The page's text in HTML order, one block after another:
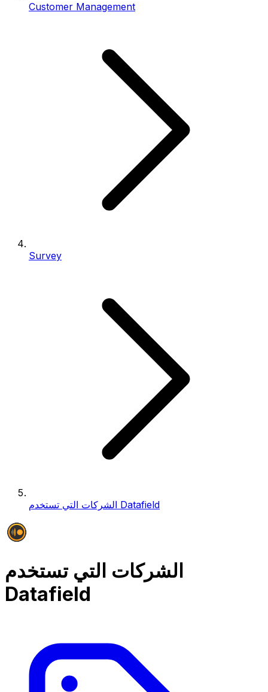
Customer Management
Survey
الشركات التي تستخدم Datafield
الشركات التي تستخدم
Datafield